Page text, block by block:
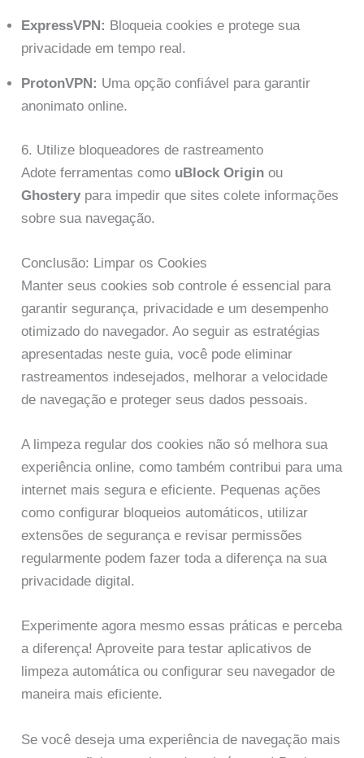
ExpressVPN: Bloqueia cookies e protege sua
privacidade em tempo real.
ProtonVPN: Uma opção confiável para garantir
anonimato online.
6. Utilize bloqueadores de rastreamento
Adote ferramentas como uBlock Origin ou
Ghostery para impedir que sites colete informações
sobre sua navegação.
Conclusão: Limpar os Cookies
Manter seus cookies sob controle é essencial para
garantir segurança, privacidade e um desempenho
otimizado do navegador. Ao seguir as estratégias
apresentadas neste guia, você pode eliminar
rastreamentos indesejados, melhorar a velocidade
de navegação e proteger seus dados pessoais.
A limpeza regular dos cookies não só melhora sua
experiência online, como também contribui para uma
internet mais segura e eficiente. Pequenas ações
como configurar bloqueios automáticos, utilizar
extensões de segurança e revisar permissões
regularmente podem fazer toda a diferença na sua
privacidade digital.
Experimente agora mesmo essas práticas e perceba
a diferença! Aproveite para testar aplicativos de
limpeza automática ou configurar seu navegador de
maneira mais eficiente.
Se você deseja uma experiência de navegação mais